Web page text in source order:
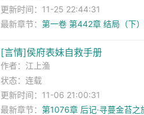
更新时间：11-25 22:44:31
最新章节：第一卷 第442章 结局（下
[言情]侯府表妹自救手册
作者： 江上渔
状态：连载
更新时间：11-06 21:00:31
最新章节：第1076章 后记·寻蔓金苔之